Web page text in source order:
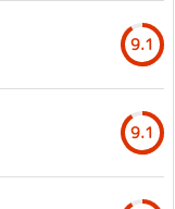
9.1
9.1